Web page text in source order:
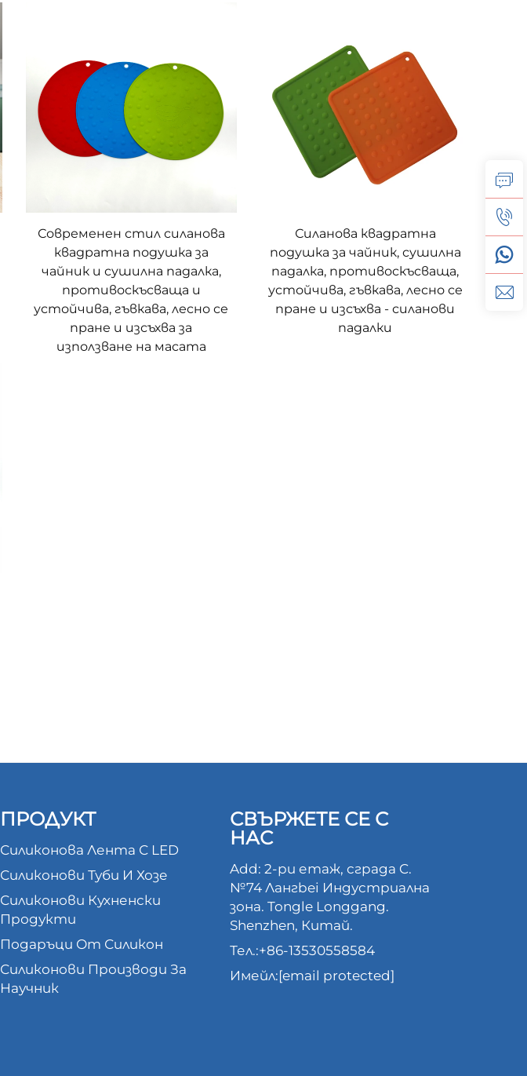
Современен стил силанова
квадратна подушка за
чайник и сушилна падалка,
противоскъсваща и
устойчива, гъвкава, лесно се
пране и изсъхва за
използване на масата
Силанова квадратна
подушка за чайник, сушилна
падалка, противоскъсваща,
устойчива, гъвкава, лесно се
пране и изсъхва - силанови
падалки
ПРОДУКТ
Силиконова Лента С LED
Силиконови Туби И Хозе
Силиконови Кухненски
Продукти
Подаръци От Силикон
Силиконови Производи За
Научник
СВЪРЖЕТЕ СЕ С
НАС
Add: 2-ри етаж, сграда C.
№74 Лангbei Индустриална
зона. Tongle Longgang.
Shenzhen, Китай.
Тел.:+86-13530558584
Имейл:[email protected]